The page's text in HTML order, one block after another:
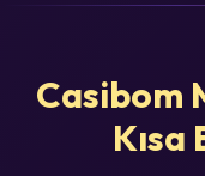
Casibom
Kısa